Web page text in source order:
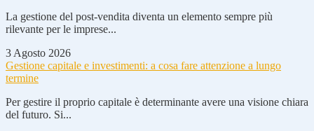
La gestione del post-vendita diventa un elemento sempre più
rilevante per le imprese...
3 Agosto 2026
Gestione capitale e investimenti: a cosa fare attenzione a lungo
termine
Per gestire il proprio capitale è determinante avere una visione chiara
del futuro. Si...